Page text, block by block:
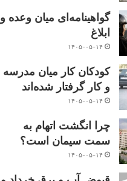
گواهینامه‌ای میان وعده و
ابلاغ
۱۴۰۵-۰۵-۱۴
کودکان کار میان مدرسه
و کار گرفتار شده‌اند
۱۴۰۵-۰۵-۱۴
چرا انگشت اتهام به
سمت سیمان است؟
۱۴۰۵-۰۵-۱۴